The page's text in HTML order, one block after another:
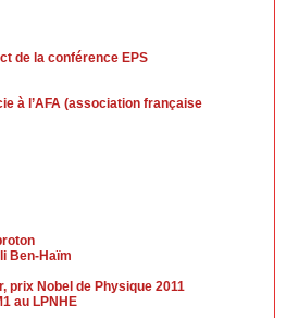
de la conférence EPS
à l’AFA (association française
Ben-Haïm
prix Nobel de Physique 2011
au LPNHE